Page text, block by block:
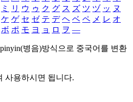
ミ リ ウ ゥ ク グ ス ズ ツ ヅ ッ ヌ
ケ ゲ セ ゼ テ デ ヘ ベ ペ メ レ オ
ボ ポ モ ヨ ョ ロ ヲ ―
병음)방식으로 중국어를 변환
사용하시면 됩니다.